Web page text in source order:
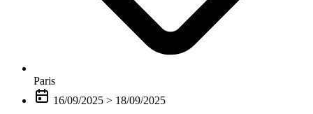
Paris
16/09/2025 > 18/09/2025